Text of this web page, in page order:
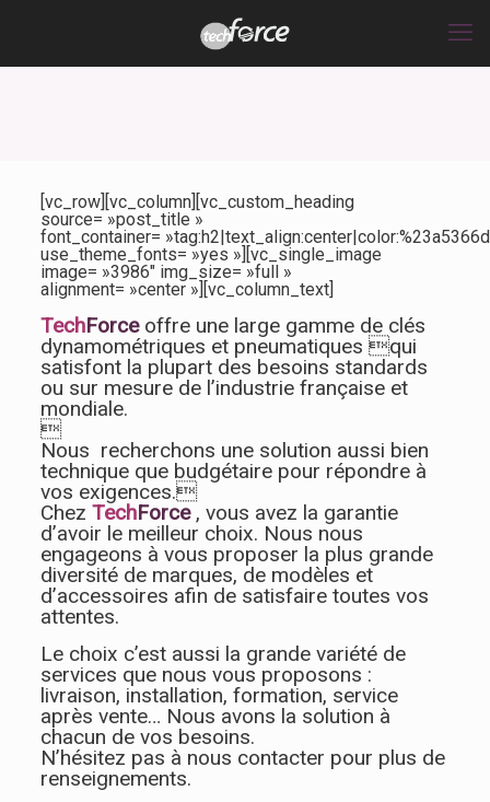
[vc_row][vc_column][vc_custom_heading
source= »post_title »
font_container=
use_theme_fonts= »yes »][vc_single_image
image= »3986″ img_size= »full »
alignment= »center »][vc_column_text]
TechForce offre une large gamme de clés
dynamométriques et pneumatiques qui
satisfont la plupart des besoins standards
ou sur mesure de l’industrie française et
mondiale.

Nous recherchons une solution aussi bien
technique que budgétaire pour répondre à
vos exigences.
Chez TechForce , vous avez la garantie
d’avoir le meilleur choix. Nous nous
engageons à vous proposer la plus grande
diversité de marques, de modèles et
d’accessoires afin de satisfaire toutes vos
attentes.
Le choix c’est aussi la grande variété de
services que nous vous proposons :
livraison, installation, formation, service
après vente… Nous avons la solution à
chacun de vos besoins.
N’hésitez pas à nous contacter pour plus de
renseignements.